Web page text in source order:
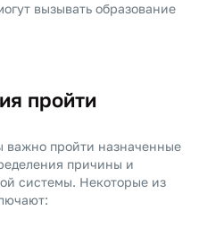
вызывать образование
пройти
важно пройти назначенные
причины и
системы. Некоторые из